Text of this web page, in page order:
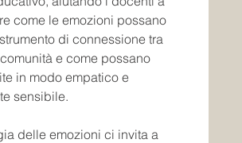
come le emozioni possano
di connessione tra
e come possano
in modo empatico e
sensibile.
delle emozioni ci invita a